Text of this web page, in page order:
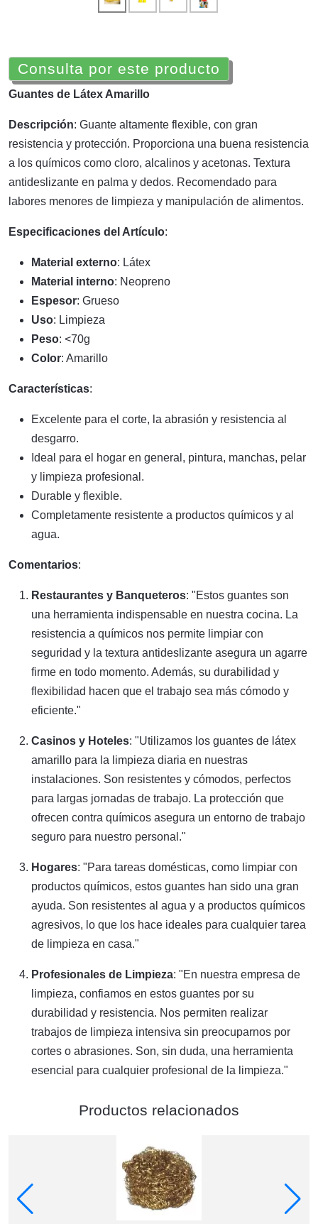
Consulta por este producto
Guantes de Látex Amarillo
Descripción: Guante altamente flexible, con gran
resistencia y protección. Proporciona una buena resistencia
a los químicos como cloro, alcalinos y acetonas. Textura
antideslizante en palma y dedos. Recomendado para
labores menores de limpieza y manipulación de alimentos.
Especificaciones del Artículo:
Material externo: Látex
Material interno: Neopreno
Espesor: Grueso
Uso: Limpieza
Peso: <70g
Color: Amarillo
Características:
Excelente para el corte, la abrasión y resistencia al
desgarro.
Ideal para el hogar en general, pintura, manchas, pelar
y limpieza profesional.
Durable y flexible.
Completamente resistente a productos químicos y al
agua.
Comentarios:
Restaurantes y Banqueteros: "Estos guantes son
una herramienta indispensable en nuestra cocina. La
resistencia a químicos nos permite limpiar con
seguridad y la textura antideslizante asegura un agarre
firme en todo momento. Además, su durabilidad y
flexibilidad hacen que el trabajo sea más cómodo y
eficiente."
Casinos y Hoteles: "Utilizamos los guantes de látex
amarillo para la limpieza diaria en nuestras
instalaciones. Son resistentes y cómodos, perfectos
para largas jornadas de trabajo. La protección que
ofrecen contra químicos asegura un entorno de trabajo
seguro para nuestro personal."
Hogares: "Para tareas domésticas, como limpiar con
productos químicos, estos guantes han sido una gran
ayuda. Son resistentes al agua y a productos químicos
agresivos, lo que los hace ideales para cualquier tarea
de limpieza en casa."
Profesionales de Limpieza: "En nuestra empresa de
limpieza, confiamos en estos guantes por su
durabilidad y resistencia. Nos permiten realizar
trabajos de limpieza intensiva sin preocuparnos por
cortes o abrasiones. Son, sin duda, una herramienta
esencial para cualquier profesional de la limpieza."
Productos relacionados